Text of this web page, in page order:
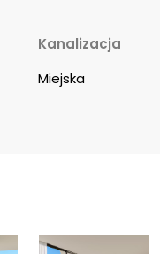
Kanalizacja
Miejska